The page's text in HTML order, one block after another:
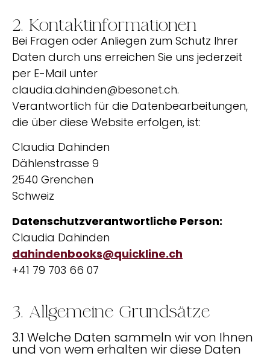
2. Kontaktinformationen
Bei Fragen oder Anliegen zum Schutz Ihrer
Daten durch uns erreichen Sie uns jederzeit
per E-Mail unter
claudia.dahinden@besonet.ch.
Verantwortlich für die Datenbearbeitungen,
die über diese Website erfolgen, ist:
Claudia Dahinden
Dählenstrasse 9
2540 Grenchen
Schweiz
Datenschutzverantwortliche Person:
Claudia Dahinden
dahindenbooks@quickline.ch
+41 79 703 66 07‬
3. Allgemeine Grundsätze
3.1 Welche Daten sammeln wir von Ihnen
und von wem erhalten wir diese Daten